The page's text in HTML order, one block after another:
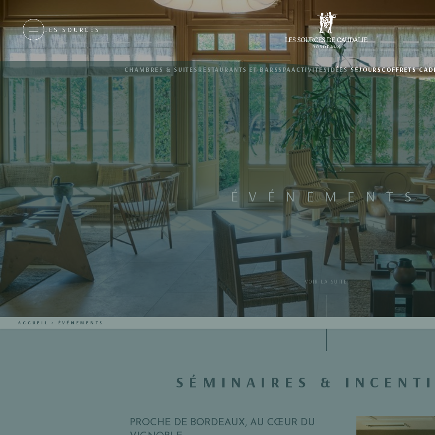
LES SOURCES
CHAMBRES & SUITESRESTAURANTS ET BARSSPAACTIVITÉSIDÉES SÉJOURSCOFFRETS
ÉVÉNEMENTS
VOIR LA SUITE
ACCUEIL > ÉVÉNEMENTS
SÉMINAIRES &
PROCHE DE BORDEAUX, AU CŒUR DU